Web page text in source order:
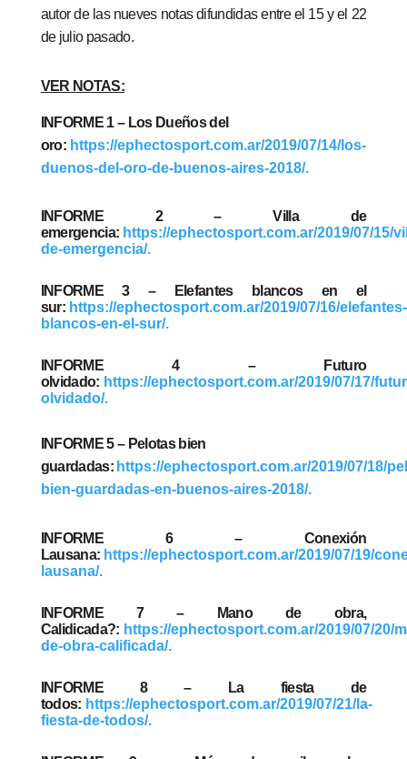
autor de las nueves notas difundidas entre el 15 y el 22
de julio pasado.
VER NOTAS:
INFORME 1 – Los Dueños del
oro: https://ephectosport.com.ar/2019/07/14/los-
duenos-del-oro-de-buenos-aires-2018/.
INFORME 2 – Villa de
emergencia: https://ephectosport.com.ar/2019/07/15/
de-emergencia/.
INFORME 3 – Elefantes blancos en el
sur: https://ephectosport.com.ar/2019/07/16/elefantes-
blancos-en-el-sur/.
INFORME 4 – Futuro
olvidado: https://ephectosport.com.ar/2019/07/17/
olvidado/.
INFORME 5 – Pelotas bien
guardadas: https://ephectosport.com.ar/2019/07/18/
bien-guardadas-en-buenos-aires-2018/.
INFORME 6 – Conexión
Lausana: https://ephectosport.com.ar/2019/07/19/
lausana/.
INFORME 7 – Mano de obra,
Calidicada?: https://ephectosport.com.ar/2019/07/20/
de-obra-calificada/.
INFORME 8 – La fiesta de
todos: https://ephectosport.com.ar/2019/07/21/la-
fiesta-de-todos/.